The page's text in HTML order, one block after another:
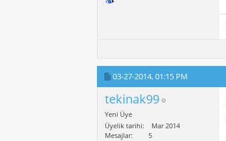
03-27-2014,01:15 PM
tekinak99
Yeni Üye
Üyelik tarihi
Mar 2014
Mesajlar
5